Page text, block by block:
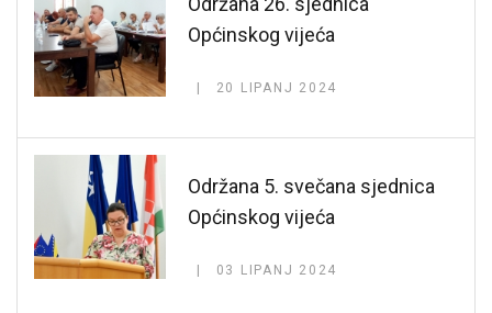
Općinskog vijeća
20 LIPANJ 2024
Održana 5. svečana sjednica
Općinskog vijeća
03 LIPANJ 2024